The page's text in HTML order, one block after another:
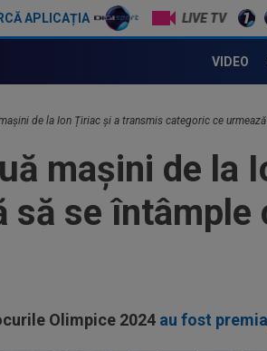
APLICAȚIA LIVE TV
VIDEO
de la Ion Țiriac și a transmis categoric ce
mașini de la
să se întâmple
Olimpice 2024 au fost